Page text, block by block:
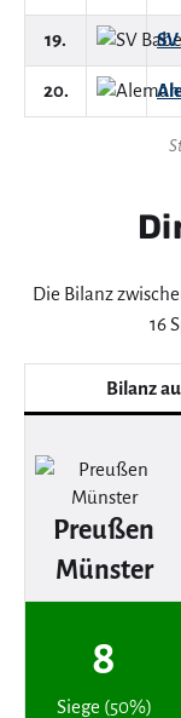
19.
20.
Die Bilanz
16
Bilanz
Preußen
Münster
8
Siege (50%)